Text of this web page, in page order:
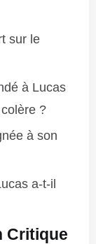
sur le
à Lucas
?
à son
a-t-il
Critique